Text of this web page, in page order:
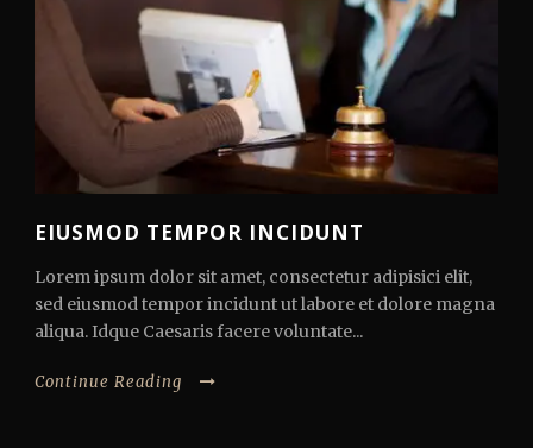
EIUSMOD TEMPOR INCIDUNT
Lorem ipsum dolor sit amet, consectetur adipisici elit,
sed eiusmod tempor incidunt ut labore et dolore magna
aliqua. Idque Caesaris facere voluntate...
Continue Reading